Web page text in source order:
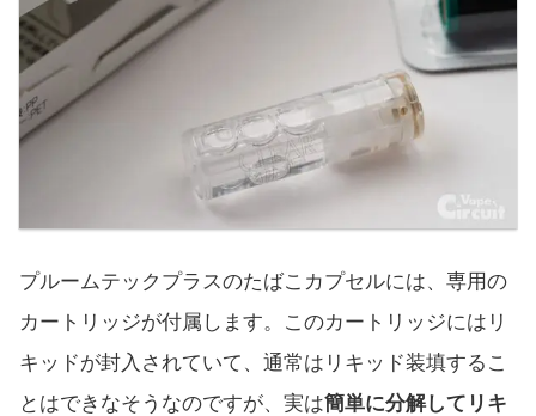
プルームテックプラスのたばこカプセルには、専用の
カートリッジが付属します。このカートリッジにはリ
キッドが封入されていて、通常はリキッド装填するこ
とはできなそうなのですが、実は簡単に分解してリキ